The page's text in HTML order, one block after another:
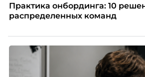
Практика онбординга: 10
распределенных команд